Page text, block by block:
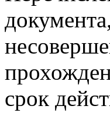
срок